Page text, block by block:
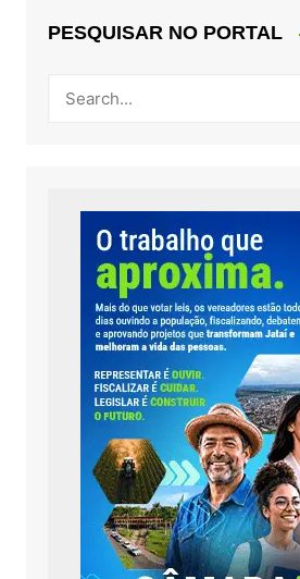
PESQUISAR NO PORTAL